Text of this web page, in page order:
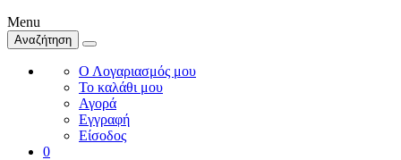
Menu
Αναζήτηση
Ο Λογαριασμός μου
Το καλάθι μου
Αγορά
Εγγραφή
Είσοδος
0